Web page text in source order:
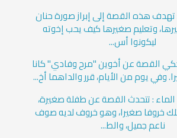
هذه القصة إلى إبراز صورة حنان
وتعليم صغيرها كيف يحب إخوته
ليكونوا أس...
القصة عن أخوين "مرح وفادي" كانا
وفي يوم من الأيام، قرر والداهما أخ...
الماء : تتحدث القصة عن طفلة صغيرة،
خروفا صغيرا، وهو خروف لديه صوف
ناعم جميل، والط...